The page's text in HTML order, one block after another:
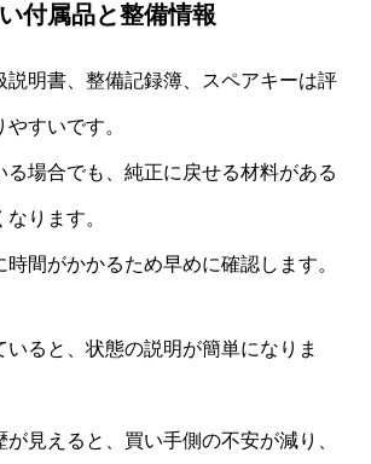
付属品と整備情報
説明書、整備記録簿、スペアキーは評
すいです。
る場合でも、純正に戻せる材料がある
ります。
間がかかるため早めに確認します。
いると、状態の説明が簡単になりま
が見えると、買い手側の不安が減り、